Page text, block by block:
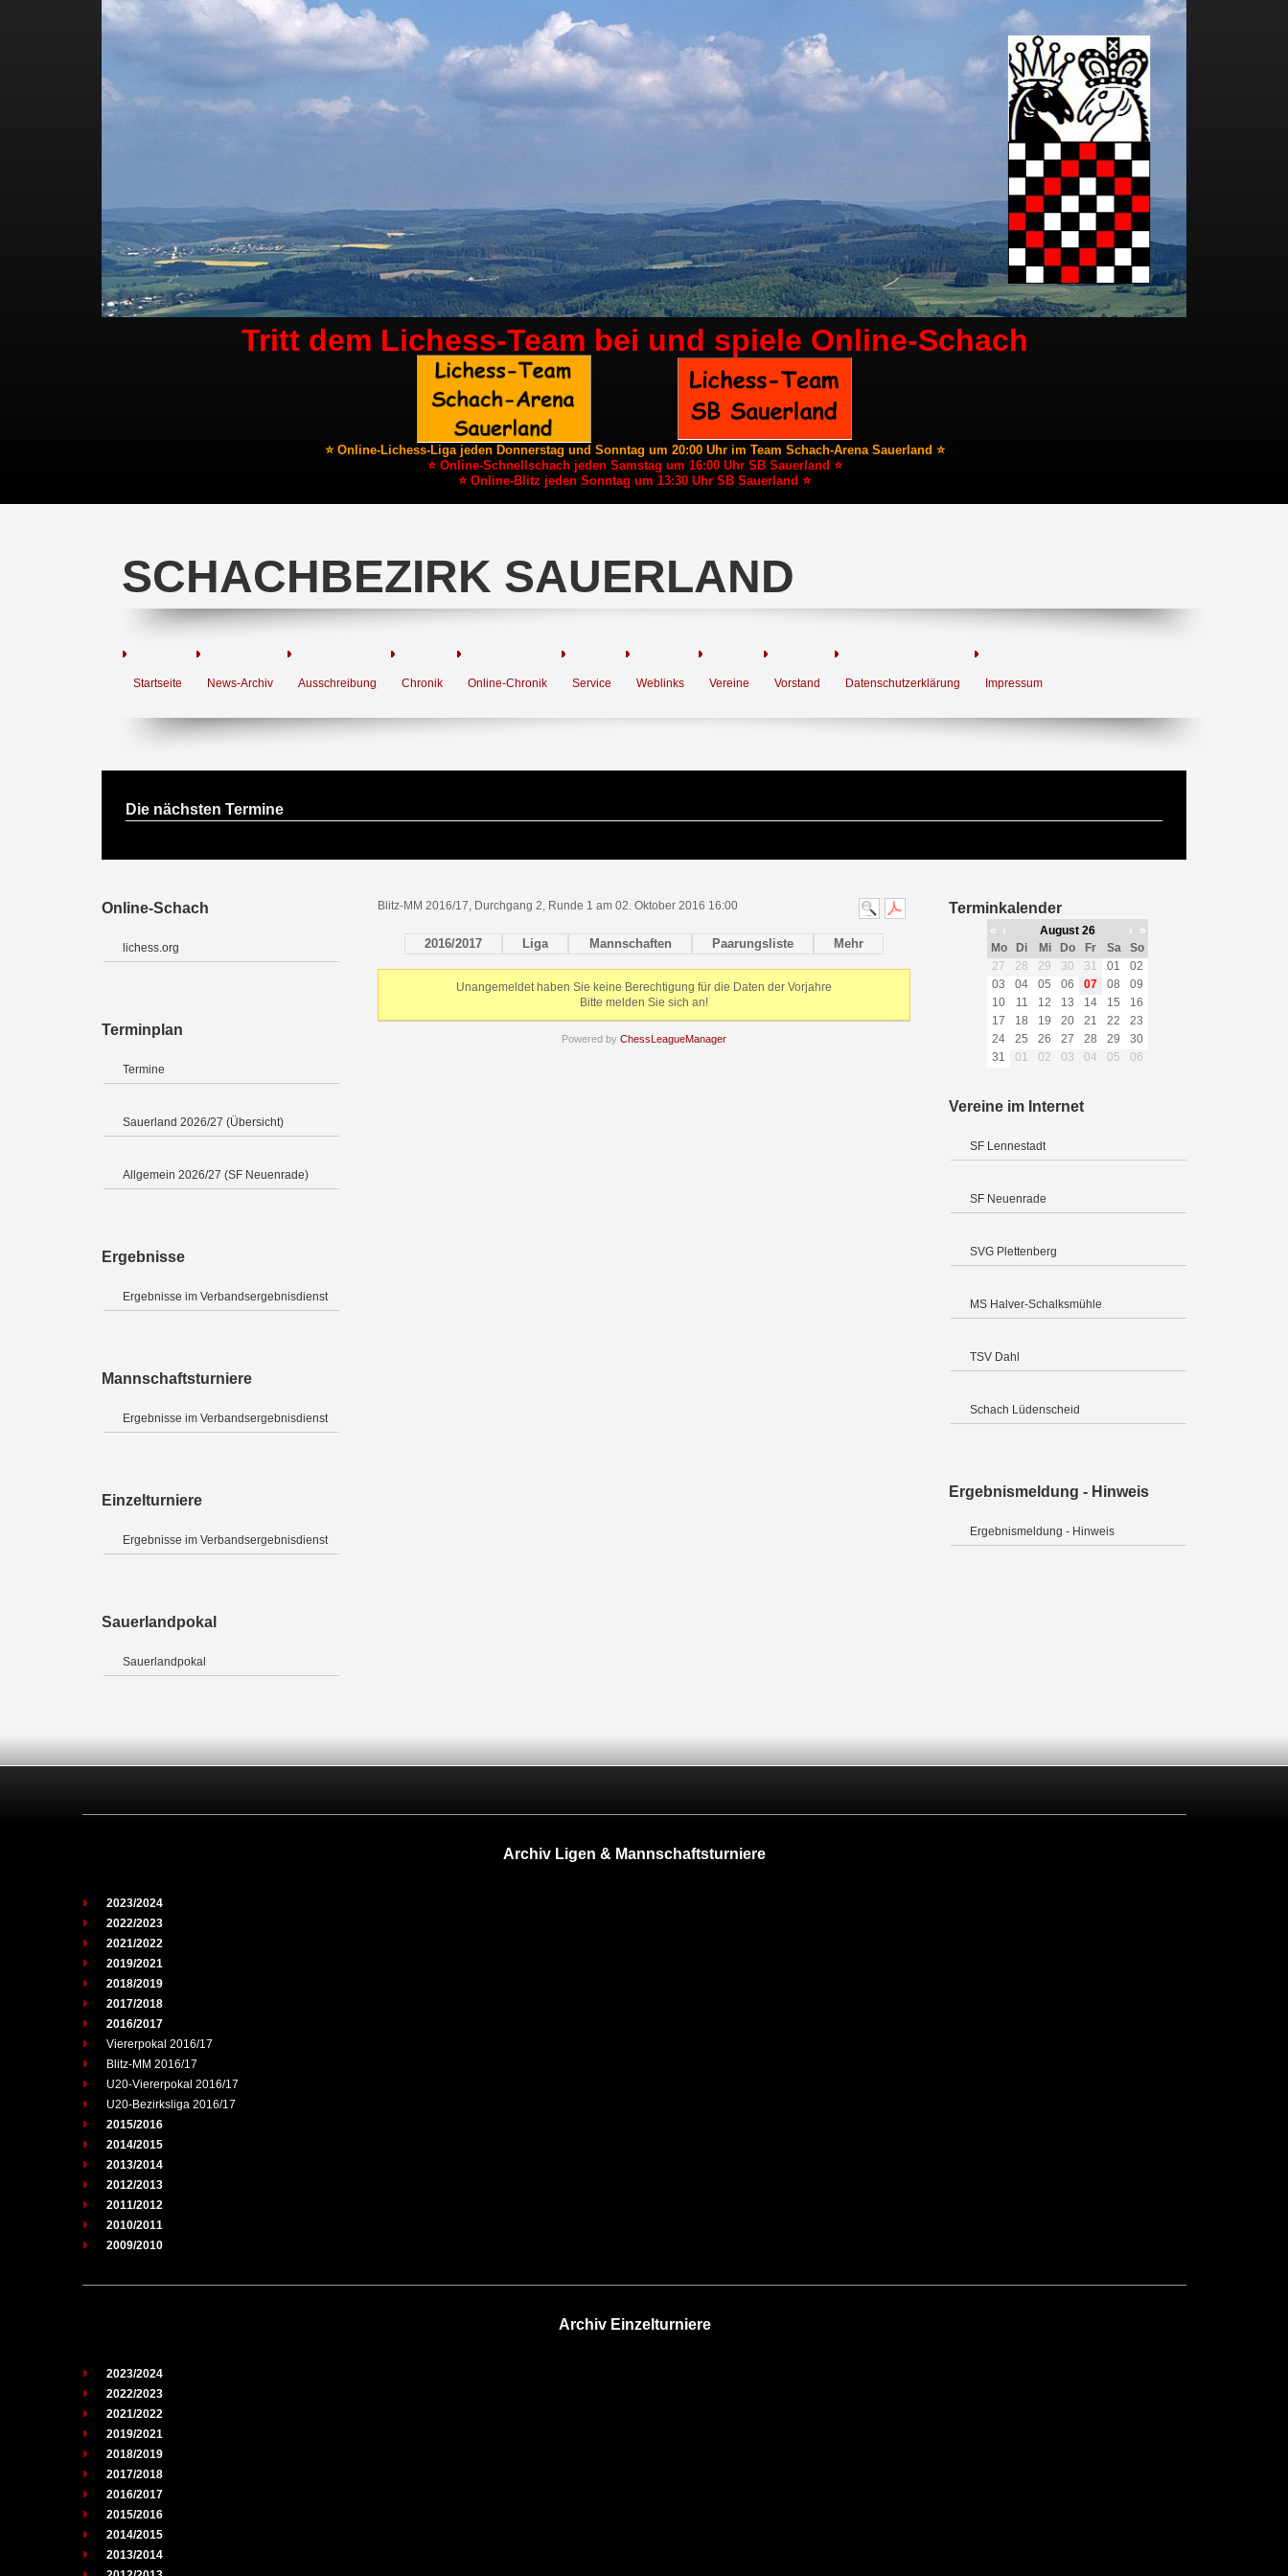
Tritt dem Lichess-Team bei und spiele Online-Schach
⭐ Online-Lichess-Liga jeden Donnerstag und Sonntag um 20:00 Uhr im Team Schach-Arena Sauerland ⭐
⭐ Online-Schnellschach jeden Samstag um 16:00 Uhr SB Sauerland ⭐
⭐ Online-Blitz jeden Sonntag um 13:30 Uhr SB Sauerland ⭐
SCHACHBEZIRK SAUERLAND
Startseite News-Archiv Ausschreibung Chronik Online-Chronik Service Weblinks Vereine Vorstand Datenschutzerklärung Impressum
Die nächsten Termine
Online-Schach
lichess.org
Terminplan
Termine
Sauerland 2026/27 (Übersicht)
Allgemein 2026/27 (SF Neuenrade)
Ergebnisse
Ergebnisse im Verbandsergebnisdienst
Mannschaftsturniere
Ergebnisse im Verbandsergebnisdienst
Einzelturniere
Ergebnisse im Verbandsergebnisdienst
Sauerlandpokal
Sauerlandpokal
Blitz-MM 2016/17, Durchgang 2, Runde 1 am 02. Oktober 2016 16:00
2016/2017 Liga Mannschaften Paarungsliste Mehr
Unangemeldet haben Sie keine Berechtigung für die Daten der Vorjahre
Bitte melden Sie sich an!
Powered by ChessLeagueManager
Terminkalender
« ‹ August 26 ›
»
Mo
Di Mi Do Fr Sa
So
27
28 29 30 31 01
02
03
04 05 06 07 08
09
10
11 12 13 14 15
16
17
18 19 20 21 22
23
24
25 26 27 28 29
30
31
01 02 03 04 05 06
Vereine im Internet
SF Lennestadt
SF Neuenrade
SVG Plettenberg
MS Halver-Schalksmühle
TSV Dahl
Schach Lüdenscheid
Ergebnismeldung - Hinweis
Ergebnismeldung - Hinweis
Archiv Ligen & Mannschaftsturniere
2023/2024
2022/2023
2021/2022
2019/2021
2018/2019
2017/2018
2016/2017
Viererpokal 2016/17
Blitz-MM 2016/17
U20-Viererpokal 2016/17
U20-Bezirksliga 2016/17
2015/2016
2014/2015
2013/2014
2012/2013
2011/2012
2010/2011
2009/2010
Archiv Einzelturniere
2023/2024
2022/2023
2021/2022
2019/2021
2018/2019
2017/2018
2016/2017
2015/2016
2014/2015
2013/2014